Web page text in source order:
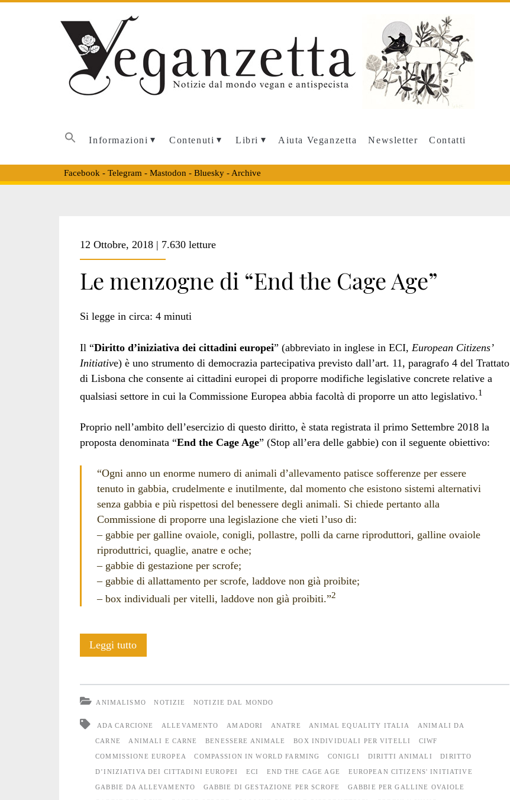
Informazioni Contenuti Libri Aiuta Veganzetta Newsletter Contatti
Facebook - Telegram - Mastodon - Bluesky- Archive
<span>Amadori</span>
12 Ottobre, 2018 | 7.630 letture
Le menzogne di “End the Cage Age”
Si legge in circa: 4 minuti
Il “Diritto d’iniziativa dei cittadini europei” (abbreviato in inglese in ECI, European Citizens’
Initiative) è uno strumento di democrazia partecipativa previsto dall’art. 11, paragrafo 4 del Trattato
di Lisbona che consente ai cittadini europei di proporre modifiche legislative concrete relative a
qualsiasi settore in cui la Commissione Europea abbia facoltà di proporre un atto legislativo.1
Proprio nell’ambito dell’esercizio di questo diritto, è stata registrata il primo Settembre 2018 la
proposta denominata “End the Cage Age” (Stop all’era delle gabbie) con il seguente obiettivo:
“Ogni anno un enorme numero di animali d’allevamento patisce sofferenze per essere
tenuto in gabbia, crudelmente e inutilmente, dal momento che esistono sistemi alternativi
senza gabbia e più rispettosi del benessere degli animali. Si chiede pertanto alla
Commissione di proporre una legislazione che vieti l’uso di:
– gabbie per galline ovaiole, conigli, pollastre, polli da carne riproduttori, galline ovaiole
riproduttrici, quaglie, anatre e oche;
– gabbie di gestazione per scrofe;
– gabbie di allattamento per scrofe, laddove non già proibite;
– box individuali per vitelli, laddove non già proibiti.”2
Leggi tuttoLe
the
Cage
Age”
ANIMALISMO NOTIZIE NOTIZIE DAL MONDO
ADA CARCIONE ALLEVAMENTO AMADORI ANATRE ANIMAL EQUALITY ITALIA ANIMALI DA
CARNE ANIMALI E CARNE BENESSERE ANIMALE BOX INDIVIDUALI PER VITELLI CIWF
COMMISSIONE EUROPEA COMPASSION IN WORLD FARMING CONIGLI DIRITTI ANIMALI DIRITTO
D’INIZIATIVA DEI CITTADINI EUROPEI ECI END THE CAGE AGE EUROPEAN CITIZENS' INITIATIVE
GABBIE DA ALLEVAMENTO GABBIE DI GESTAZIONE PER SCROFE GABBIE PER GALLINE OVAIOLE